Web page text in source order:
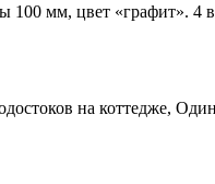
100 мм, цвет «графит». 4